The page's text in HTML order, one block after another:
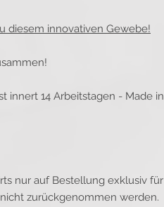
diesem innovativen Gewebe!
innert 14 Arbeitstagen - Made in
nur auf Bestellung exklusiv für
zurückgenommen werden.